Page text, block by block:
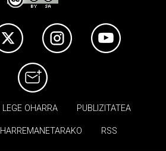
LEGE OHARRA PUBLIZITATEA
HARREMANETARAKO RSS